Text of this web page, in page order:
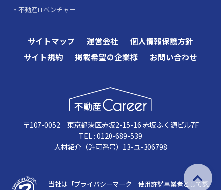
不動産ITベンチャー
サイトマップ 運営会社
個人情報保護方針
サイト規約
掲載希望の企業様 お問い合わせ
〒107-0052 東京都港区赤坂2-15-16 赤坂ふく源ビル7F
TEL : 0120-689-539
人材紹介（許可番号）13-ユ-306798
当社は「プライバシーマーク」使用許諾事業者として認